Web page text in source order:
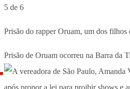
5 de 6
Prisão do rapper Oruam, um dos
Prisão de Oruam ocorreu na Barra da